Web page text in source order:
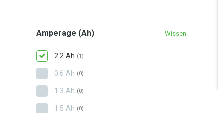
Amperage (Ah) Wissen
2.2 Ah (1)
0.6 Ah (0)
1.3 Ah (0)
1.5 Ah (0)